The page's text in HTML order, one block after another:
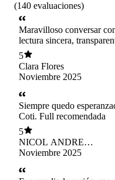
(140 evaluaciones)
Maravilloso conversar
lectura sincera,
Te orienta y te guía en
me encantó! Totalmente
Muchísimas Gracias!!!!!
5
Clara Flores
Noviembre 2025
Siempre quedo
Coti. Full recomendada
5
NICOL ANDREA
MALAGUEÑO
Noviembre 2025